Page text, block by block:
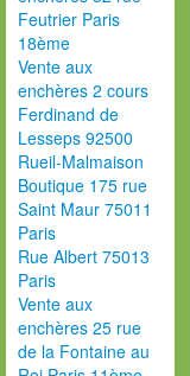
Feutrier Paris
18ème
Vente aux
enchères 2 cours
Ferdinand de
Lesseps 92500
Rueil-Malmaison
Boutique 175 rue
Saint Maur 75011
Paris
Rue Albert 75013
Paris
Vente aux
enchères 25 rue
de la Fontaine au